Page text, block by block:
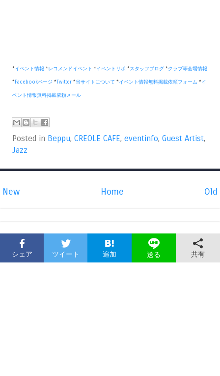
*イベント情報 *レコメンドイベント *イベントリポ *スタッフブログ *クラブ等会場情報
* Facebookページ *Twitter *当サイトについて *イベント情報無料掲載依頼フォーム *イ
ベント情報無料掲載依頼メール
Posted in Beppu, CREOLE CAFE, eventinfo, Guest Artist,
Jazz
New Old
Home
シェア ツイート 追加 送る 共有